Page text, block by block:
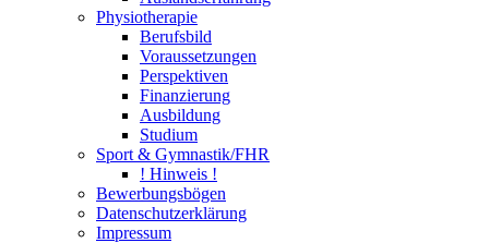
Physiotherapie
Berufsbild
Voraussetzungen
Perspektiven
Finanzierung
Ausbildung
Studium
Sport & Gymnastik/FHR
! Hinweis !
Bewerbungsbögen
Datenschutzerklärung
Impressum